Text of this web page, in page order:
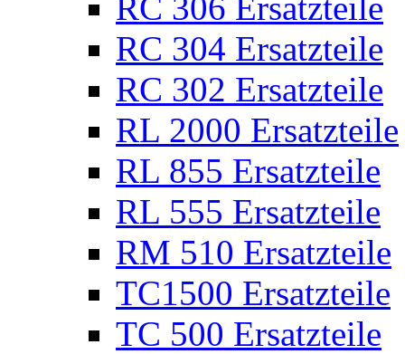
RC 304 Ersatzteile
RC 302 Ersatzteile
RL 2000 Ersatzteile
RL 855 Ersatzteile
RL 555 Ersatzteile
RM 510 Ersatzteile
TC1500 Ersatzteile
TC 500 Ersatzteile